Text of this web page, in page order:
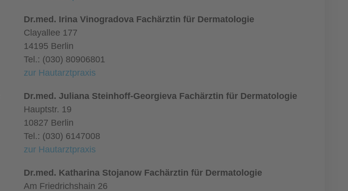
Dr.med. Irina Vinogradova Fachärztin für Dermatologie
Clayallee 177
14195 Berlin
Tel.: (030) 80906801
zur Hautarztpraxis
Dr.med. Juliana Steinhoff-Georgieva Fachärztin für Dermatologie
Hauptstr. 19
10827 Berlin
Tel.: (030) 6147008
zur Hautarztpraxis
Dr.med. Katharina Stojanow Fachärztin für Dermatologie
Am Friedrichshain 26